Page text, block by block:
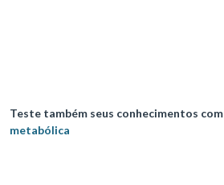
Teste também seus conhecimentos com
metabólica